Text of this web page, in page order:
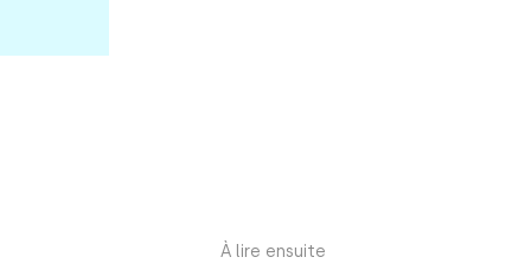
À lire ensuite